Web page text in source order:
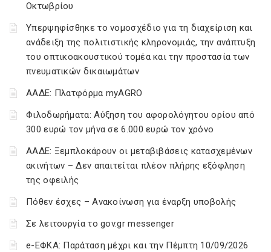
Οκτωβρίου
Υπερψηφίσθηκε το νομοσχέδιο για τη διαχείριση και
ανάδειξη της πολιτιστικής κληρονομιάς, την ανάπτυξη
του οπτικοακουστικού τομέα και την προστασία των
πνευματικών δικαιωμάτων
ΑΑΔΕ: Πλατφόρμα myAGRO
Φιλοδωρήματα: Αύξηση του αφορολόγητου ορίου από
300 ευρώ τον μήνα σε 6.000 ευρώ τον χρόνο
ΑΑΔΕ: Ξεμπλοκάρουν οι μεταβιβάσεις κατασχεμένων
ακινήτων – Δεν απαιτείται πλέον πλήρης εξόφληση
της οφειλής
Πόθεν έσχες – Ανακοίνωση για έναρξη υποβολής
Σε λειτουργία το gov.gr messenger
e-ΕΦΚΑ: Παράταση μέχρι και την Πέμπτη 10/09/2026